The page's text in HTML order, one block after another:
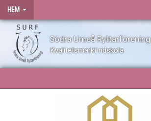
HEM
Södra Umeå Ryttarförening
Kvalitetsmärkt ridskola